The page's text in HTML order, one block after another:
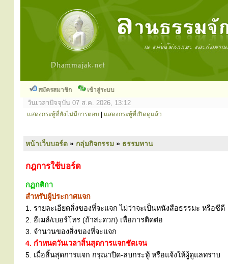
สมัครสมาชิก เข้าสู่ระบบ
วันเวลาปัจจุบัน 07 ส.ค. 2026, 13:12
แสดงกระทู้ที่ยังไม่มีการตอบ แสดงกระทู้ที่เปิดดูแล้ว
หน้าเว็บบอร์ด » กลุ่มกิจกรรม » ธรรมทาน
กฎการใช้บอร์ด
กฏกติกา
สำหรับผู้ประกาศแจก
1. รายละเอียดสิ่งของที่จะแจก ไม่ว่าจะเป็นหนังสือธรรมะ หรือซีดี
2. อีเมล์/เบอร์โทร (ถ้าสะดวก) เพื่อการติดต่อ
3. จำนวนของสิ่งของที่จะแจก
4. กำหนดวันเวลาสิ้นสุดการแจกชัดเจน
5. เมื่อสิ้นสุดการแจก กรุณาปิด-ลบกระทู้ หรือแจ้งให้ผู้ดูแลทราบ